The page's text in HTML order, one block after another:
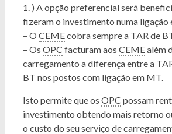
1. ) A opção preferencial será
fizeram o investimento numa ligação
– O CEMEcobra sempre a TAR de
– Os OPC facturam aos CEMEalém
carregamento a diferença entre a
BT nos postos com ligação em MT.
Isto permite que os OPC possam
investimento obtendo mais retorno
o custo do seu serviço de